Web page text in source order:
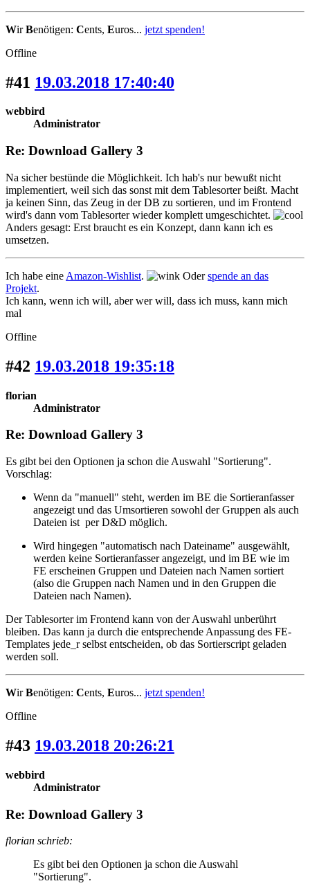
WirBenötigen: Cents, Euros... jetzt spenden!
Offline
#41 19.03.2018 17:40:40
webbird
Administrator
Re: Download Gallery 3
Na sicher bestünde die Möglichkeit. Ich hab's nur bewußt nicht
implementiert, weil sich das sonst mit dem Tablesorter beißt. Macht
ja keinen Sinn, das Zeug in der DB zu sortieren, und im Frontend
wird's dann vom Tablesorter wieder komplett umgeschichtet.
Anders gesagt: Erst braucht es ein Konzept, dann kann ich es
umsetzen.
Ich habe eine Amazon-Wishlist. Oderspende an das
Projekt.
Ich kann, wenn ich will, aber wer will, dass ich muss, kann mich
mal
Offline
#42 19.03.2018 19:35:18
florian
Administrator
Re: Download Gallery 3
Es gibt bei den Optionen ja schon die Auswahl "Sortierung".
Vorschlag:
Wenn da "manuell" steht, werden im BE die Sortieranfasser
angezeigt und das Umsortieren sowohl der Gruppen als auch
Dateien ist per D&D möglich.
Wird hingegen "automatisch nach Dateiname" ausgewählt,
werden keine Sortieranfasser angezeigt, und im BE wie im
FE erscheinen Gruppen und Dateien nach Namen sortiert
(also die Gruppen nach Namen und in den Gruppen die
Dateien nach Namen).
Der Tablesorter im Frontend kann von der Auswahl unberührt
bleiben. Das kann ja durch die entsprechende Anpassung des FE-
Templates jede_r selbst entscheiden, ob das Sortierscript geladen
werden soll.
WirBenötigen: Cents, Euros... jetzt spenden!
Offline
#43 19.03.2018 20:26:21
webbird
Administrator
Re: Download Gallery 3
florian schrieb:
Es gibt bei den Optionen ja schon die Auswahl
"Sortierung".